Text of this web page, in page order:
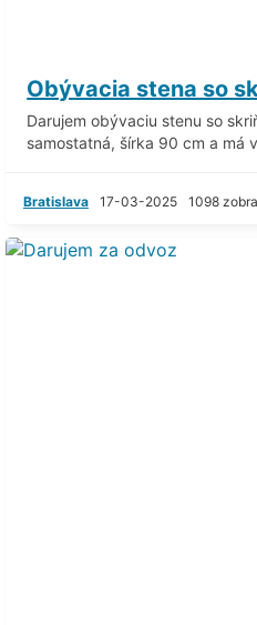
Obývacia stena so
Darujem obývaciu stenu so
samostatná, šírka 90 cm a má
Bratislava 17-03-2025 1098